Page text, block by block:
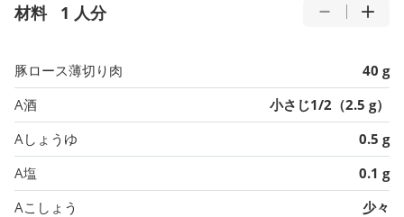
材料 1 人分
豚ロース薄切り肉
40 g
A酒
小さじ1/2（2.5 g）
Aしょうゆ
0.5 g
A塩
0.1 g
Aこしょう
少々